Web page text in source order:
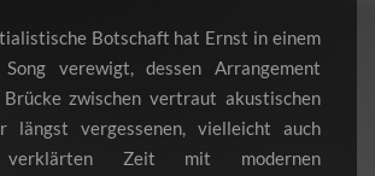
Botschaft hat Ernst in einem
Song verewigt, dessen Arrangement
zwischen vertraut akustischen
längst vergessenen, vielleicht auch
verklärten Zeit mit modernen